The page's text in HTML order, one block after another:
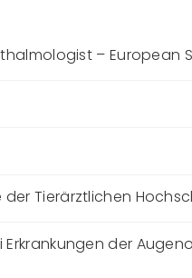
– European
Tierärztlichen
der